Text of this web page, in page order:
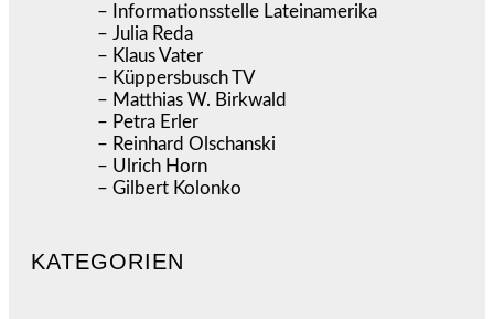
– Informationsstelle Lateinamerika
– Julia Reda
– Klaus Vater
– Küppersbusch TV
– Matthias W. Birkwald
– Petra Erler
– Reinhard Olschanski
– Ulrich Horn
– Gilbert Kolonko
KATEGORIEN